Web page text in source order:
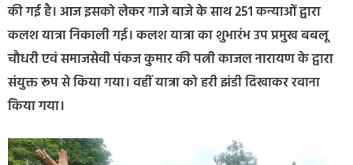
की गई है। आज इसको लेकर गाजे बाजे के साथ 251 कन्याओं द्वारा
कलश यात्रा निकाली गई। कलश यात्रा का शुभारंभ उप प्रमुख बबलू
चौधरी एवं समाजसेवी पंकज कुमार की पत्नी काजल नारायण के द्वारा
संयुक्त रूप से किया गया। वहीं यात्रा को हरी झंडी दिखाकर रवाना
किया गया।